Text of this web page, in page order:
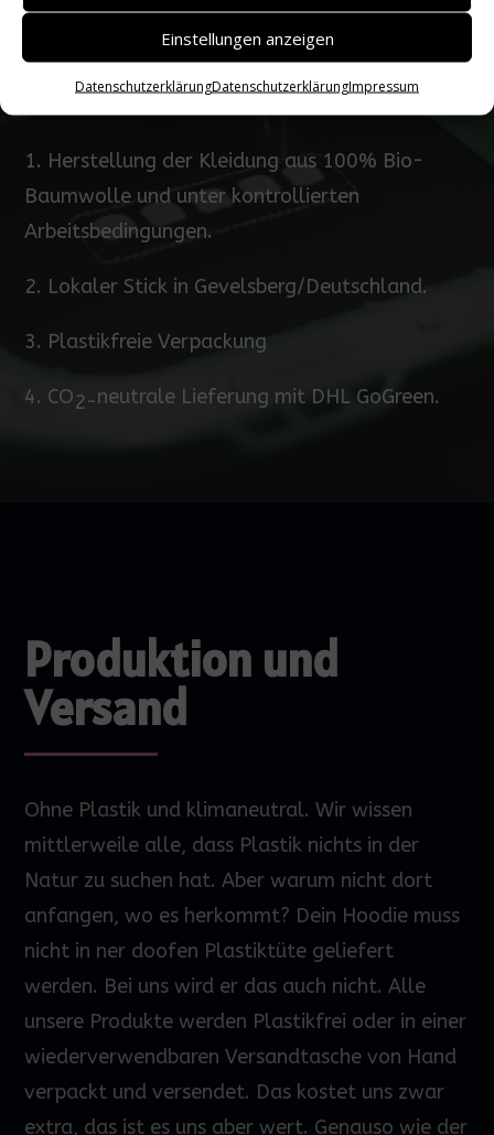
Einstellungen anzeigen
DatenschutzerklärungDatenschutzerklärungImpressum
1. Herstellung der Kleidung aus 100% Bio-
Baumwolle und unter kontrollierten
Arbeitsbedingungen.
2. Lokaler Stick in Gevelsberg/Deutschland.
3. Plastikfreie Verpackung
4. CO2-neutrale Lieferung mit DHL GoGreen.
Produktion und
Versand
Ohne Plastik und klimaneutral. Wir wissen
mittlerweile alle, dass Plastik nichts in der
Natur zu suchen hat. Aber warum nicht dort
anfangen, wo es herkommt? Dein Hoodie muss
nicht in ner doofen Plastiktüte geliefert
werden. Bei uns wird er das auch nicht. Alle
unsere Produkte werden Plastikfrei oder in einer
wiederverwendbaren Versandtasche von Hand
verpackt und versendet. Das kostet uns zwar
extra, das ist es uns aber wert. Genauso wie der